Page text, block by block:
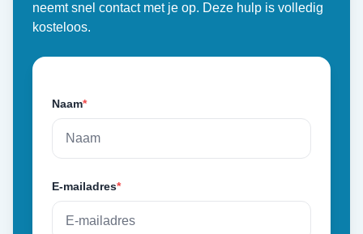
neemt snel contact met je op. Deze hulp is volledig
kosteloos.
Naam*
E-mailadres*